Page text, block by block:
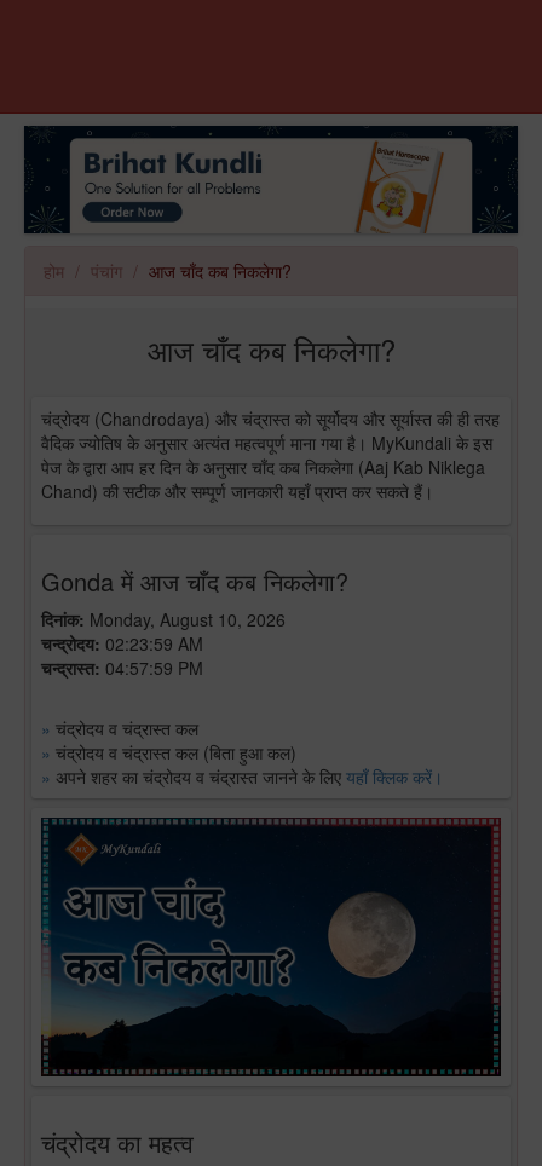
होम पंचांग आज चाँद कब निकलेगा?
आज चाँद कब निकलेगा?
चंद्रोदय (Chandrodaya) और चंद्रास्त को सूर्योदय और सूर्यास्त की ही तरह
वैदिक ज्योतिष के अनुसार अत्यंत महत्वपूर्ण माना गया है। MyKundali के इस
पेज के द्वारा आप हर दिन के अनुसार चाँद कब निकलेगा (Aaj Kab Niklega
Chand) की सटीक और सम्पूर्ण जानकारी यहाँ प्राप्त कर सकते हैं।
Gonda में आज चाँद कब निकलेगा?
दिनांक: Monday, August 10, 2026
चन्द्रोदय: 02:23:59 AM
चन्द्रास्त: 04:57:59 PM
» चंद्रोदय व चंद्रास्त कल
» चंद्रोदय व चंद्रास्त कल (बिता हुआ कल)
» अपने शहर का चंद्रोदय व चंद्रास्त जानने के लिए यहाँ क्लिक करें।
चंद्रोदय का महत्व